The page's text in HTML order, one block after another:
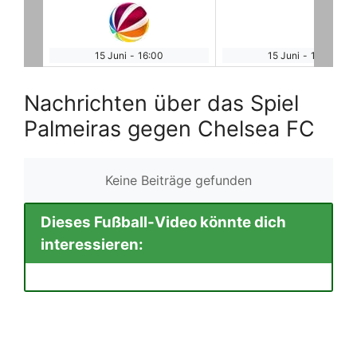
15 Juni - 19:00 15 Juni - 22:00
Nachrichten über das Spiel
Palmeiras gegen Chelsea FC
Keine Beiträge gefunden
Dieses Fußball-Video könnte dich
interessieren: